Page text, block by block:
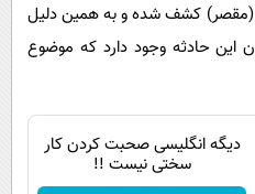
کشف شده و به همین دلیل
این حادثه وجود دارد که موضوع
دیگه انگلیسی صحبت کردن کار
سختی نیست !!